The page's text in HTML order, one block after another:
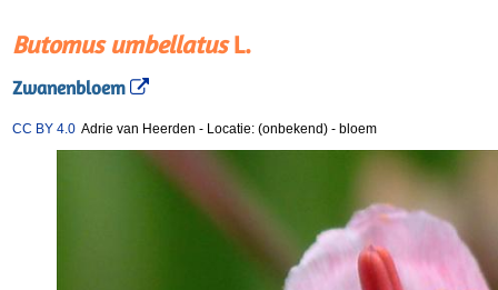
Butomus umbellatusL.
Zwanenbloem
CC BY 4.0 Adrie van Heerden - Locatie: (onbekend) - bloem